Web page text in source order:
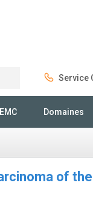
Service
Domaines
of